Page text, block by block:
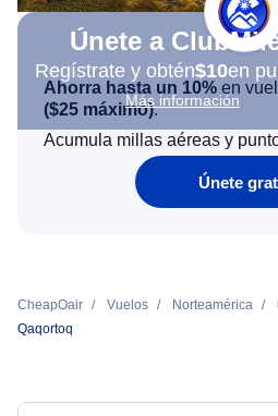
Únete a
Regístrate y obtén$10en
Más información
Ahorra hasta un 10% en
($25 máximo).
Acumula millas aéreas y
Únete
CheapOair Vuelos Norteamérica
Qaqortoq